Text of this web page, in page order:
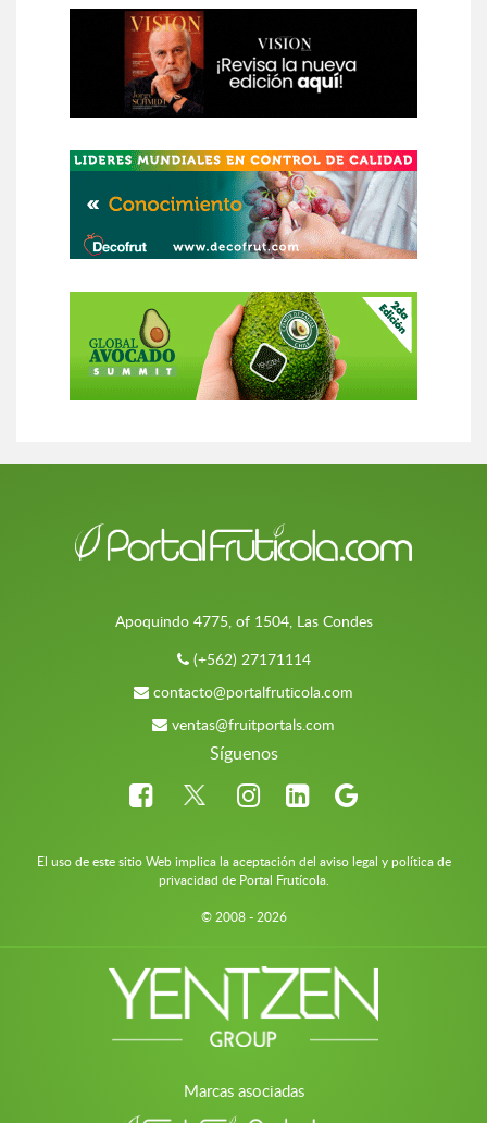
Apoquindo 4775, of 1504, Las Condes
(+562) 27171114
contacto@portalfruticola.com
ventas@fruitportals.com
Síguenos
El uso de este sitio Web implica la aceptación del aviso legal y política de
privacidad de Portal Frutícola.
© 2008 - 2026
Marcas asociadas